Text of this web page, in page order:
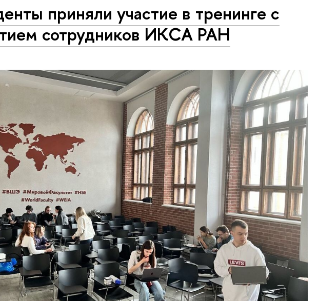
приняли участие в тренинге с
сотрудников ИКСА РАН